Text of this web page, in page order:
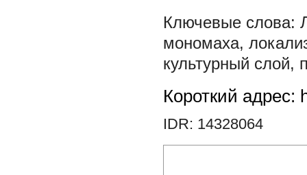
мономаха,
культурный слой,
Короткий адрес:
IDR: 14328064